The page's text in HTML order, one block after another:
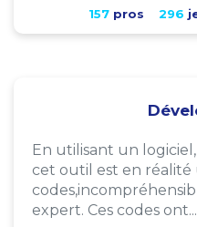
157 pros 296
En utilisant un
cet outil est en réalité
expert. Ces codes ont...